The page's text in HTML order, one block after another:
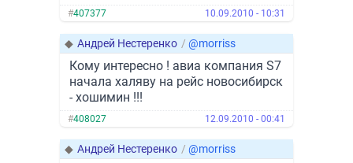
#407377 10.09.2010 - 10:31
◆ Андрей Нестеренко / @morriss
Кому интересно ! авиа компания S7
начала халяву на рейс новосибирск
- хошимин !!!
#408027 12.09.2010 - 00:41
◆ Андрей Нестеренко / @morriss